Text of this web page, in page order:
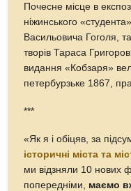
Почесне місце в
ніжинського
Васильовича Гоголя,
творів Тараса
видання «Кобзаря»
петербурзьке 1867,
***
«Як я і обіцяв, за
історичні міста та
ми відзняли 10 нових
попередніми, маємо